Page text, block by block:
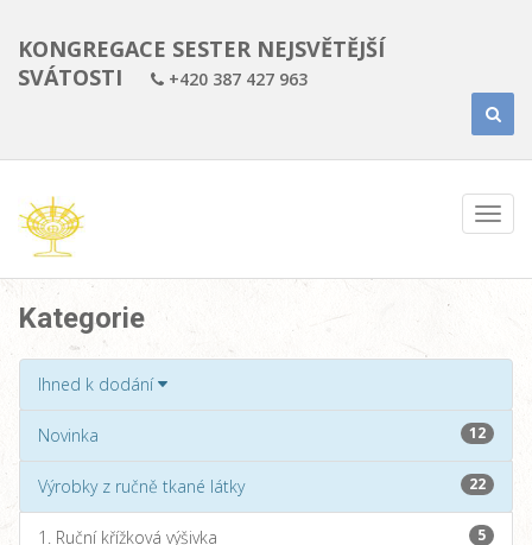
KONGREGACE SESTER NEJSVĚTĚJŠÍ
SVÁTOSTI
+420 387 427 963
Kategorie
Ihned k dodání
Novinka 12
Výrobky z ručně tkané látky 22
1. Ruční křížková výšivka 5